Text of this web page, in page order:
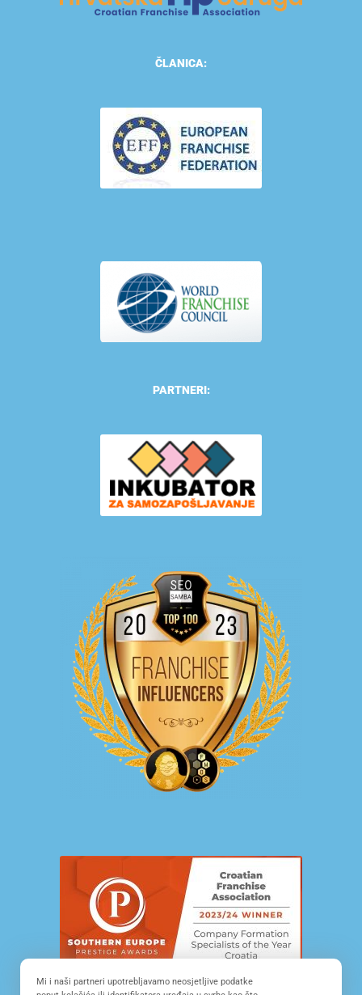
ČLANICA:
PARTNERI:
Mi i naši partneri upotrebljavamo neosjetljive podatke